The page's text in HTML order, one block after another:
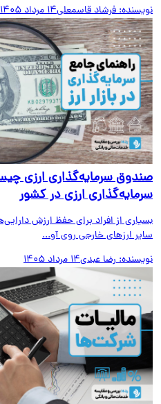
فرشاد قاسمعلی14 مرداد 1405
سرمایه‌گذاری ارزی
ارزی در کشور
از افراد برای حفظ ارزش دارایی‌های
ارزهای خارجی روی آو...
رضا عبدی14 مرداد 1405